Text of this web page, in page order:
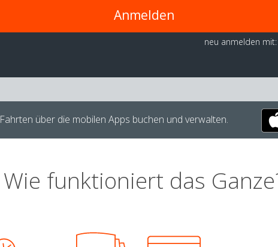
Anmelden
neu anmelden mit:
Fahrten über die mobilen Apps buchen und verwalten.
Wie funktioniert das